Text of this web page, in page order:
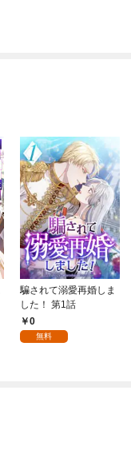
騙されて溺愛再婚しま
した！ 第1話
0
無料